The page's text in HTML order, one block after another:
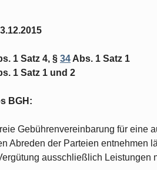
1 Satz 4, § 34 Abs. 1 Satz 1
1 Satz 1 und 2
BGH:
Gebührenvereinbarung für eine
Abreden der Parteien entnehmen
ausschließlich Leistungen